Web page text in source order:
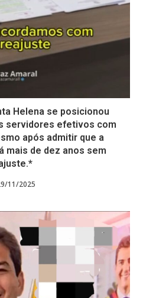
Helena se posicionou
servidores efetivos com
após admitir que a
mais de dez anos sem
11/2025